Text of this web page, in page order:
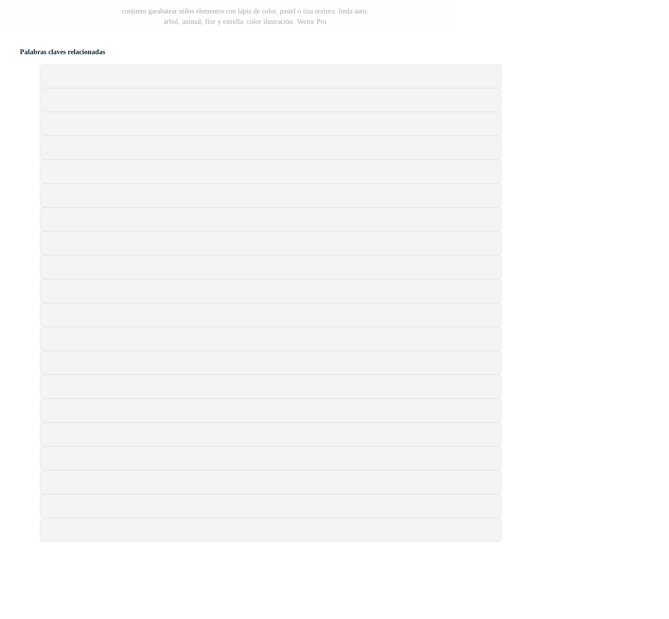
conjunto garabatear niños elementos con lápiz de color, pastel o tiza textura. linda auto,
árbol, animal, flor y estrella. color ilustración. Vector Pro
Palabras claves relacionadas